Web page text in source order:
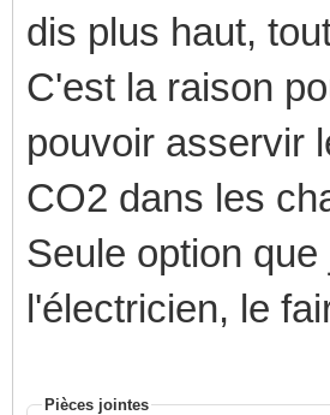
dis plus haut,
C'est la raison
pouvoir asservir
CO2 dans les
Seule option
l'électricien, le
Pièces jointes